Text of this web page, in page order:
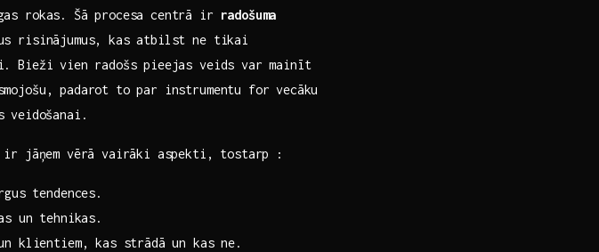
rokas. Šā procesa centrā‌ ir radošuma
risinājumus, kas atbilst ne tikai
Bieži vien radošs pieejas veids var mainīt
padarot to par instrumentu for vecāku
⁤veidošanai.
ir jāņem vērā vairāki ‌aspekti, tostarp ⁤:
tendences.
⁣un tehnikas.
klientiem, kas strādā un kas ne.